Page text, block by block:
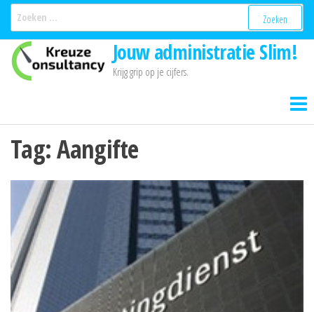
Ga
naar
inhoud
Jouw administratie Slim!
Krijg grip op je cijfers.
Tag:Aangifte